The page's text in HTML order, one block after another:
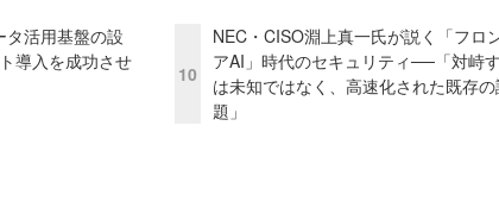
タ活用基盤の設
導入を成功させ
10
NEC・CISO淵上真一氏が説く「フロ
アAI」時代のセキュリティ──「対峙
は未知ではなく、高速化された既存
題」